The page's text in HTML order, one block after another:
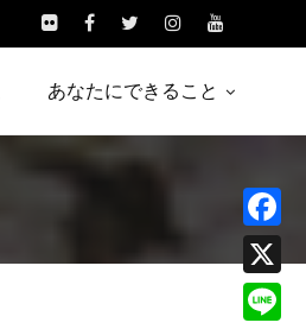
あなたにできること
X